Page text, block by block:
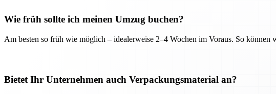
Wie früh sollte ich meinen Umzug buchen?
Am besten so früh wie möglich – idealerweise 2–4 Wochen im Voraus. So können
Bietet Ihr Unternehmen auch Verpackungsmaterial an?